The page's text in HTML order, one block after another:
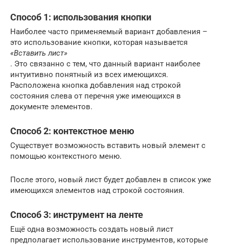
Способ 1: использования кнопки
Наиболее часто применяемый вариант добавления –
это использование кнопки, которая называется
«Вставить лист»
. Это связанно с тем, что данный вариант наиболее
интуитивно понятный из всех имеющихся.
Расположена кнопка добавления над строкой
состояния слева от перечня уже имеющихся в
документе элементов.
Способ 2: контекстное меню
Существует возможность вставить новый элемент с
помощью контекстного меню.
После этого, новый лист будет добавлен в список уже
имеющихся элементов над строкой состояния.
Способ 3: инструмент на ленте
Ещё одна возможность создать новый лист
предполагает использование инструментов, которые